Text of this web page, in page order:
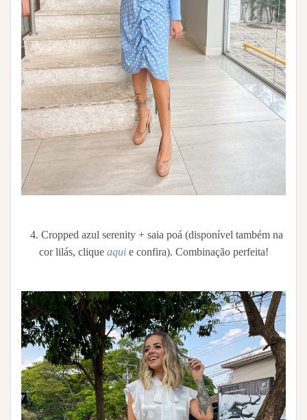
4. Cropped azul serenity + saia poá (disponível também na
cor lilás, clique aqui e confira). Combinação perfeita!